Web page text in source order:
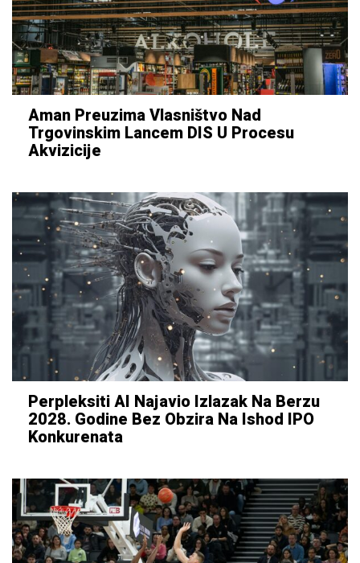
Aman Preuzima Vlasništvo Nad
Trgovinskim Lancem DIS U Procesu
Akvizicije
Perpleksiti AI Najavio Izlazak Na Berzu
2028. Godine Bez Obzira Na Ishod IPO
Konkurenata